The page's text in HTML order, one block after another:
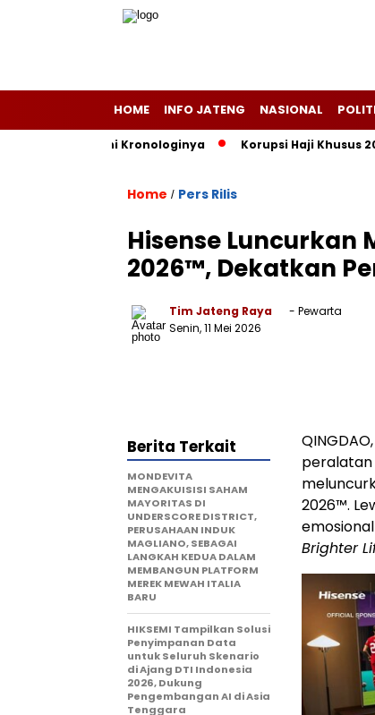
HOME INFO JATENG NASIONAL
Angin, Ini Kronologinya Korupsi Haji Khusus 2024
Home / Pers Rilis
Hisense Luncurkan
2026™, Dekatkan
Tim Jateng Raya
- Pewarta
Senin, 11 Mei 2026
peralatan
2026™.
Brighter
Berita Terkait
MONDEVITA
MENGAKUISISI SAHAM
MAYORITAS DI
UNDERSCORE DISTRICT,
PERUSAHAAN INDUK
MAGLIANO, SEBAGAI
LANGKAH KEDUA DALAM
MEMBANGUN PLATFORM
MEREK MEWAH ITALIA
BARU
HIKSEMI Tampilkan Solusi
Penyimpanan Data
untuk Seluruh Skenario
di Ajang DTI Indonesia
2026, Dukung
Pengembangan AI di Asia
Tenggara